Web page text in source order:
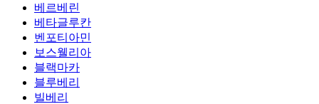
베르베린
베타글루칸
벤포티아민
보스웰리아
블랙마카
블루베리
빌베리